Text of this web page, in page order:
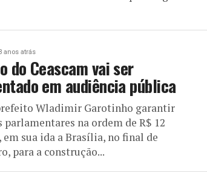
anos atrás
do Ceascam vai ser
em audiência pública
Wladimir Garotinho garantir
parlamentares na ordem de R$ 12
sua ida a Brasília, no final de
para a construção...